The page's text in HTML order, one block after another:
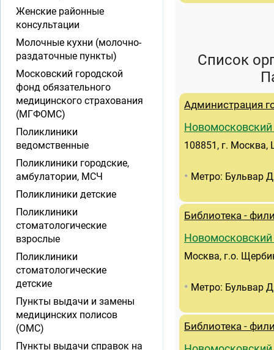
Список
Администрация
108851, г.
• Метро: Бульвар
Библиотека -
Москва, г.о.
• Метро: Бульвар
Библиотека -
Женские районные
консультации
Молочные кухни (молочно-
раздаточные пункты)
Московский городской
фонд обязательного
медицинского страхования
(МГФОМС)
Поликлиники
ведомственные
Поликлиники городские,
амбулатории, МСЧ
Поликлиники детские
Поликлиники
стоматологические
взрослые
Поликлиники
стоматологические
детские
Пункты выдачи и замены
медицинских полисов
(ОМС)
Пункты выдачи справок на